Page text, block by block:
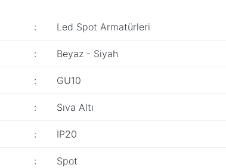
: Led Spot Armatürleri
: Beyaz - Siyah
: GU10
: Sıva Altı
: IP20
: Spot